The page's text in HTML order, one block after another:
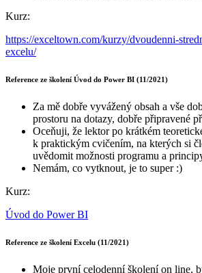
Kurz:
https://exceltown.com/kurzy/dvoudenni-
excelu/
Reference ze školení Úvod do Power BI (11/2021)
Za mě dobře vyvážený obsah a vše
prostoru na dotazy, dobře připravené
Oceňuji, že lektor po krátkém
k praktickým cvičením, na kterých si
uvědomit možnosti programu a
Nemám, co vytknout, je to super :)
Kurz:
Úvod do Power BI
Reference ze školení Excelu (11/2021)
Moje první celodenní školení on line,